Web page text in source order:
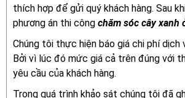
thích hợp để gửi quý khách hàng. Sau
phương án thi công chăm sóc cây xanh
Chúng tôi thực hiện báo giá chi phí dịch
Bởi vì lúc đó mức giá cả trên đúng với
yêu cầu của khách hàng.
Trong quá trình khảo sát chúng tôi đã